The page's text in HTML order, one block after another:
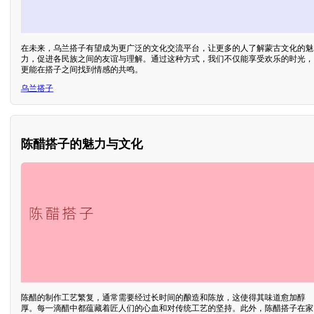
在未来，乌兰搭子有望成为更广泛的文化交流平台，让更多的人了解蒙古文化的魅
力，促进各民族之间的友谊与理解。通过这种方式，我们不仅能享受欢乐的时光，
更能在搭子之间找到情感的共鸣。
乌兰搭子
陈醋搭子的魅力与文化
陈醋的制作工艺繁复，通常需要经过长时间的酿造和陈放，这使得其味道愈加醇
厚。每一滴醋中都蕴藏着匠人们的心血和对传统工艺的坚持。此外，陈醋搭子在家